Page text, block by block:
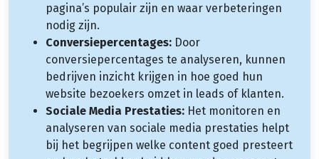
pagina’s populair zijn en waar verbeteringen
nodig zijn.
Conversiepercentages: Door
conversiepercentages te analyseren, kunnen
bedrijven inzicht krijgen in hoe goed hun
website bezoekers omzet in leads of klanten.
Sociale Media Prestaties: Het monitoren en
analyseren van sociale media prestaties helpt
bij het begrijpen welke content goed presteert